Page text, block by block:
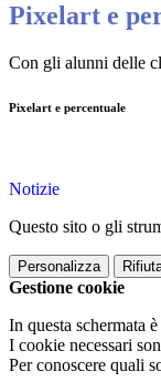
Pixelart e
Con gli alunni delle
Pixelart e percentuale
Notizie
Questo sito o gli
Personalizza
Gestione cookie
In questa schermata
I cookie necessari
Per conoscere quali